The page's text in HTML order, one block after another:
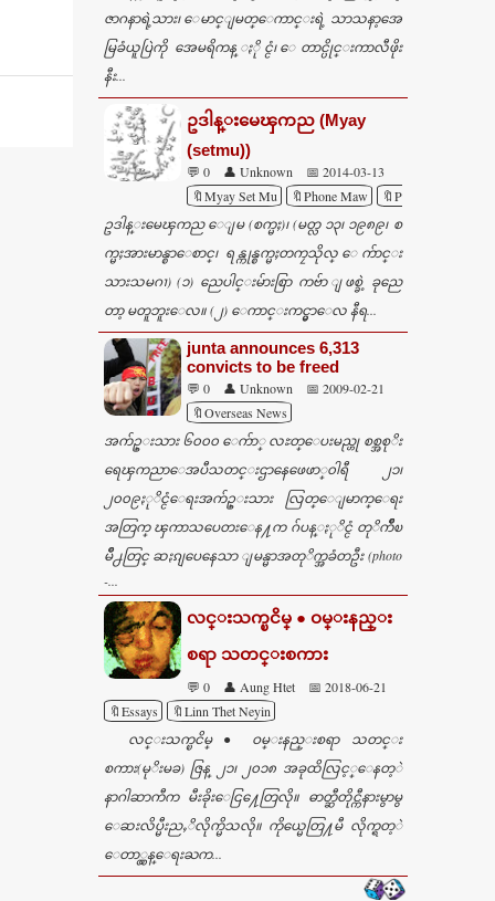
ဇာဂနာရဲ့သား၊ ေမာင္ျမတ္ေကာင္းရဲ့ သာသနာ့အေ
မြခံယူပြဲကို အေမရိကန္ ႏိုင္ငံ၊ ေတာင္ပိုင္းကာလီဖိုး
နီး...
ဥဒါန္းမေၾကည (Myay
(setmu))
💬 0 👤 Unknown
📅 2014-03-13
🔖Myay Set Mu
🔖Phone Maw
🔖Poems
ဥဒါန္းမေၾကည ေျမ (စက္မႈ)၊ (မတ္လ ၁၃၊ ၁၉၈၉၊ စ
က္မႈအားမာန္စာေစာင္၊ ရန္ကုန္စက္မႈတကၠသိုလ္ ေက်ာင္း
သားသမဂၢ) (၁) ညေပါင္းမ်ားစြာ ကဗ်ာ ျဖစ္ခဲ့ ခုညေ
တာ့ မတူဘူးေလ။ (၂) ေကာင္းကင္မွာေလ နီရ...
junta announces 6,313
convicts to be freed
💬 0 👤 Unknown
📅 2009-02-21
🔖Overseas News
အက်ဥ္းသား ၆၀၀၀ ေက်ာ္ လႊတ္ေပးမည္ဟု စစ္အစုိး
ရေၾကညာေအပီသတင္းဌာနေဖေဖာ္၀ါရီ ၂၁၊
၂၀၀၉ႏုိင္ငံေရးအက်ဥ္းသား လြတ္ေျမာက္ေရး
အတြက္ ၾကာသပေတးေန႔က ဂ်ပန္ႏုိင္ငံ တုိက်ဳိၿ
မိဳ႕တြင္ ဆႏၵျပေနေသာ ျမန္မာအတုိက္အခံတဦး (photo
-...
လင္းသက္ၿငိမ္ ● ဝမ္းနည္း
စရာ သတင္းစကား
💬 0 👤 Aung Htet
📅 2018-06-21
🔖Essays
🔖Linn Thet Neyin
လင္းသက္ၿငိမ္ ● ဝမ္းနည္းစရာ သတင္း
စကား(မုိးမခ) ဇြန္ ၂၁၊ ၂၀၁၈ အခုထိလြင့္ေနတ့ဲ
နာဂါဆာကီက မီးခိုးေငြ႔ေတြလို။ ဓာတ္ဆီတိုင္ကီနားမွာမွ
ေဆးလိပ္မီးညႇိလိုက္မိသလို။ ကိုယ္မေတြ႔မီ လိုက္ရတ့ဲ
ေတာ္လွန္ေရးႀက...